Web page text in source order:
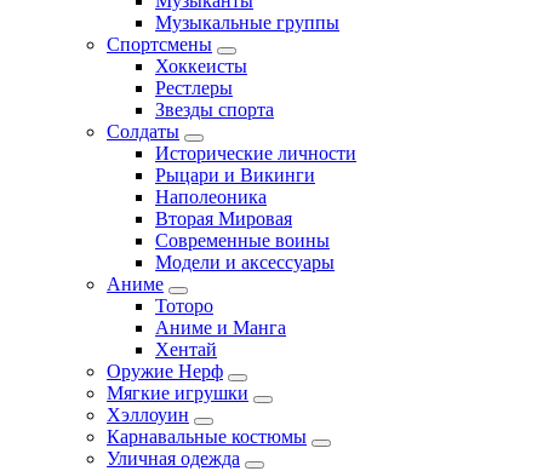
Музыкальные группы
Спортсмены
Хоккеисты
Рестлеры
Звезды спорта
Солдаты
Исторические личности
Рыцари и Викинги
Наполеоника
Вторая Мировая
Современные воины
Модели и аксессуары
Аниме
Тоторо
Аниме и Манга
Хентай
Оружие Нерф
Мягкие игрушки
Хэллоуин
Карнавальные костюмы
Уличная одежда